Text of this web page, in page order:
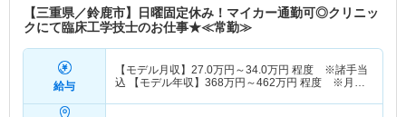
【三重県／鈴鹿市】日曜固定休み！マイカー通勤可◎クリニッ
クにて臨床工学技士のお仕事★≪常勤≫
給与
【モデル月収】 27.0万円～34.0万円 程度 ※諸手当
込 【モデル年収】 368万円～462万円 程度 ※月収